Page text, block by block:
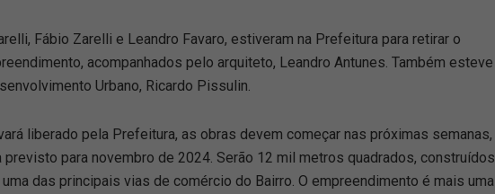
Fábio Zarelli e Leandro Favaro, estiveram na Prefeitura para retirar o
acompanhados pelo arquiteto, Leandro Antunes. Também esteve
Urbano, Ricardo Pissulin.
liberado pela Prefeitura, as obras devem começar nas próximas semanas,
para novembro de 2024. Serão 12 mil metros quadrados, construídos
das principais vias de comércio do Bairro. O empreendimento é mais uma